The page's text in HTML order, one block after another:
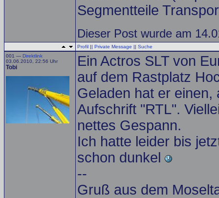
Segmentteile
Dieser Post wurde am
Profil || Private Message || Suche
001 — Direktlink
03.06.2010, 22:56 Uhr
Tobi
Ein Actros SLT von
auf dem Rastplatz
Geladen hat er einen,
Aufschrift "RTL".
nettes Gespann.
Ich hatte leider bis
schon dunkel
--
Gruß aus dem